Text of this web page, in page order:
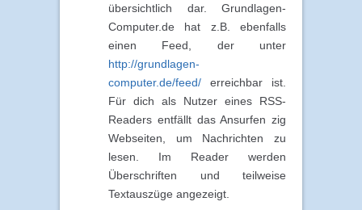
übersichtlich dar. Grundlagen-
Computer.de hat z.B. ebenfalls
einen Feed, der unter
http://grundlagen-
computer.de/feed/ erreichbar ist.
Für dich als Nutzer eines RSS-
Readers entfällt das Ansurfen zig
Webseiten, um Nachrichten zu
lesen. Im Reader werden
Überschriften und teilweise
Textauszüge angezeigt.